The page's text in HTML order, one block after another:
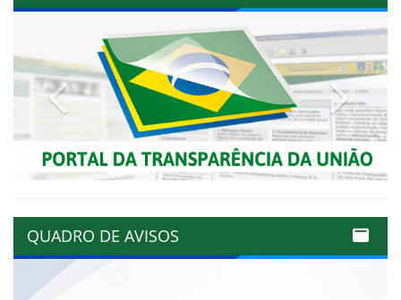
Previous Next
QUADRO DE AVISOS